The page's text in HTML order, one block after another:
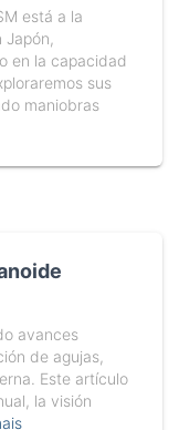
está a la
Japón,
en la capacidad
sus
maniobras
avances
de agujas,
Este artículo
la visión